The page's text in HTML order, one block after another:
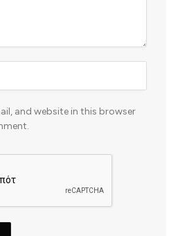
and website in this browser